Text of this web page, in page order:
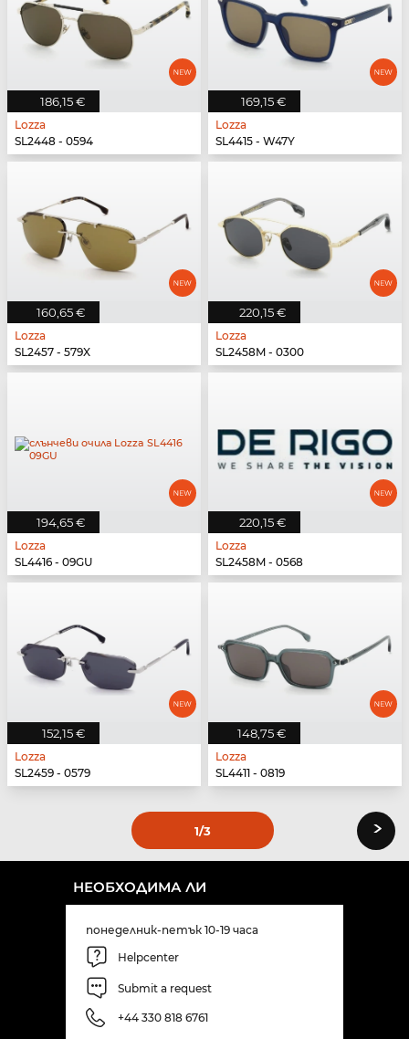
186,15 €
Lozza
SL2448 - 0594
169,15 €
Lozza
SL4415 - W47Y
160,65 €
Lozza
SL2457 - 579X
220,15 €
Lozza
SL2458M - 0300
194,65 €
Lozza
SL4416 - 09GU
220,15 €
Lozza
SL2458M - 0568
152,15 €
Lozza
SL2459 - 0579
148,75 €
Lozza
SL4411 - 0819
1/3 ›
НЕОБХОДИМА ЛИ
понеделник-петък 10-19 часа
Helpcenter
Submit a request
+44 330 818 6761